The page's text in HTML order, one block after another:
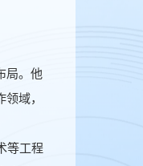
局。他
域，
等工程